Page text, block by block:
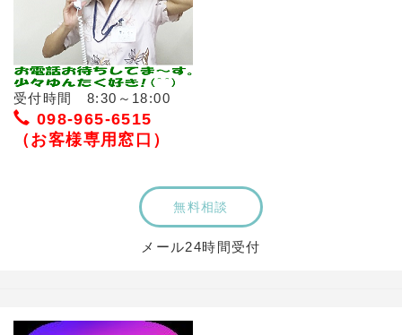
受付時間 8:30～18:00
098-965-6515
（お客様専用窓口）
無料相談
メール24時間受付